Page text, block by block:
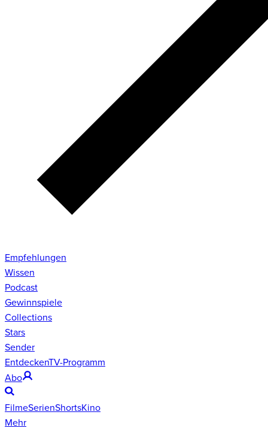
Empfehlungen
Wissen
Podcast
Gewinnspiele
Collections
Stars
Sender
EntdeckenTV-Programm
Abo
FilmeSerienShortsKino
Mehr